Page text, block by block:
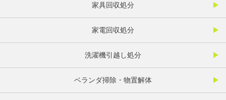
家具回収処分
家電回収処分
洗濯機引越し処分
ベランダ掃除・物置解体